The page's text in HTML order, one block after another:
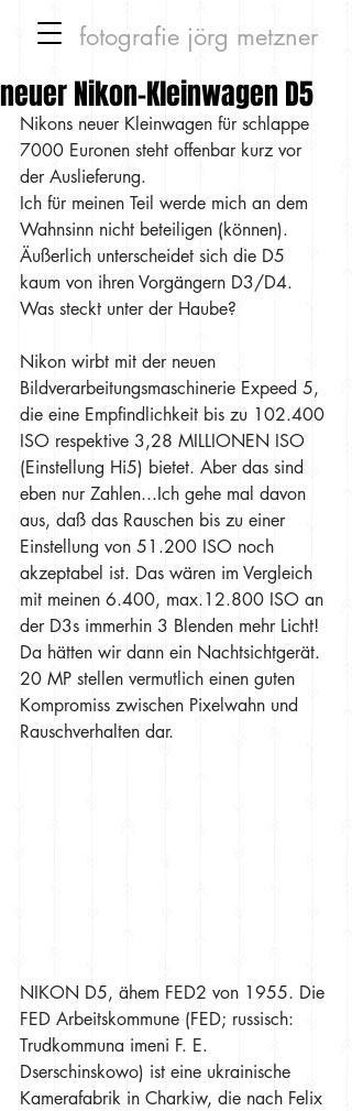
fotografie jörg metzner
neuer Nikon-Kleinwagen D5
Nikons neuer Kleinwagen für schlappe
7000 Euronen steht offenbar kurz vor
der Auslieferung.
Ich für meinen Teil werde mich an dem
Wahnsinn nicht beteiligen (können).
Äußerlich unterscheidet sich die D5
kaum von ihren Vorgängern D3/D4.
Was steckt unter der Haube?
Nikon wirbt mit der neuen
Bildverarbeitungsmaschinerie Expeed 5,
die eine Empfindlichkeit bis zu 102.400
ISO respektive 3,28 MILLIONEN ISO
(Einstellung Hi5) bietet. Aber das sind
eben nur Zahlen...Ich gehe mal davon
aus, daß das Rauschen bis zu einer
Einstellung von 51.200 ISO noch
akzeptabel ist. Das wären im Vergleich
mit meinen 6.400, max.12.800 ISO an
der D3s immerhin 3 Blenden mehr Licht!
Da hätten wir dann ein Nachtsichtgerät.
20 MP stellen vermutlich einen guten
Kompromiss zwischen Pixelwahn und
Rauschverhalten dar.
NIKON D5, ähem FED2 von 1955. Die
FED Arbeitskommune (FED; russisch:
Trudkommuna imeni F. E.
Dserschinskowo) ist eine ukrainische
Kamerafabrik in Charkiw, die nach Felix